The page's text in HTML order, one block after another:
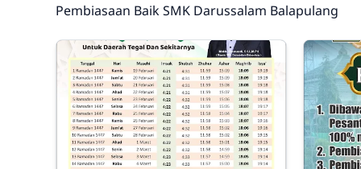
Pembiasaan Baik SMK Darussalam Balapulang